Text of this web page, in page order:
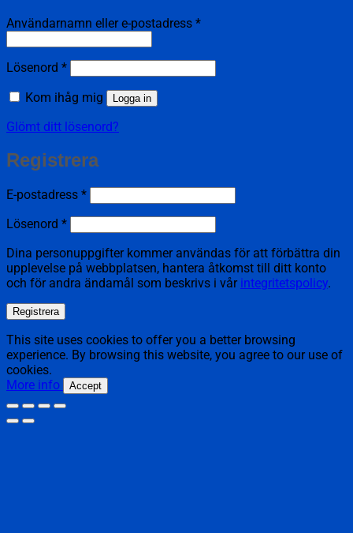
Användarnamn eller e-postadress *Obligatoriskt
Lösenord *Obligatoriskt
Kom ihåg mig Logga in
Glömt ditt lösenord?
Registrera
E-postadress *Obligatoriskt
Lösenord *Obligatoriskt
Dina personuppgifter kommer användas för att förbättra din
upplevelse på webbplatsen, hantera åtkomst till ditt konto
och för andra ändamål som beskrivs i vår integritetspolicy.
Registrera
This site uses cookies to offer you a better browsing
experience. By browsing this website, you agree to our use of
cookies.
More info
Accept